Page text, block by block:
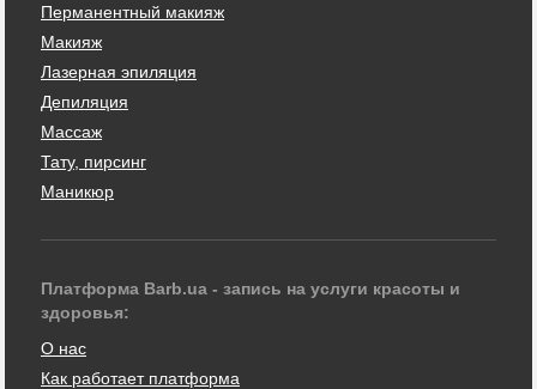
Перманентный макияж
Макияж
Лазерная эпиляция
Депиляция
Массаж
Тату, пирсинг
Маникюр
Платформа Barb.ua - запись на услуги красоты и
здоровья:
О нас
Как работает платформа